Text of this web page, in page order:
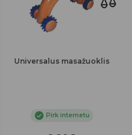
Universalus masažuoklis
Pirk internetu